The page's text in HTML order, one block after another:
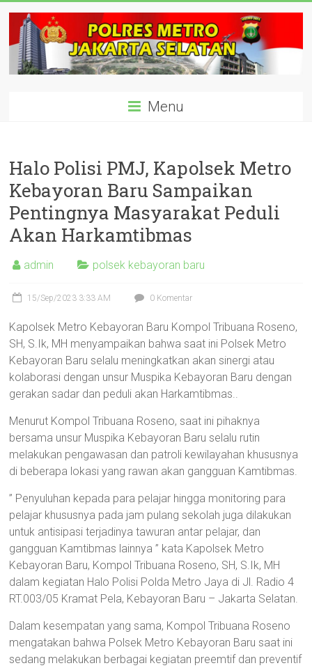
content
polisijaksel Menu
Halo Polisi PMJ, Kapolsek Metro
Kebayoran Baru Sampaikan
Pentingnya Masyarakat Peduli
Akan Harkamtibmas
admin polsek kebayoran baru
15/Sep/2023 3:33 AM 0 Komentar
Kapolsek Metro Kebayoran Baru Kompol Tribuana Roseno,
SH, S.Ik, MH menyampaikan bahwa saat ini Polsek Metro
Kebayoran Baru selalu meningkatkan akan sinergi atau
kolaborasi dengan unsur Muspika Kebayoran Baru dengan
gerakan sadar dan peduli akan Harkamtibmas..
Menurut Kompol Tribuana Roseno, saat ini pihaknya
bersama unsur Muspika Kebayoran Baru selalu rutin
melakukan pengawasan dan patroli kewilayahan khususnya
di beberapa lokasi yang rawan akan gangguan Kamtibmas.
” Penyuluhan kepada para pelajar hingga monitoring para
pelajar khususnya pada jam pulang sekolah juga dilakukan
untuk antisipasi terjadinya tawuran antar pelajar, dan
gangguan Kamtibmas lainnya ” kata Kapolsek Metro
Kebayoran Baru, Kompol Tribuana Roseno, SH, S.Ik, MH
dalam kegiatan Halo Polisi Polda Metro Jaya di Jl. Radio 4
RT.003/05 Kramat Pela, Kebayoran Baru – Jakarta Selatan.
Dalam kesempatan yang sama, Kompol Tribuana Roseno
mengatakan bahwa Polsek Metro Kebayoran Baru saat ini
sedang melakukan berbagai kegiatan preemtif dan preventif